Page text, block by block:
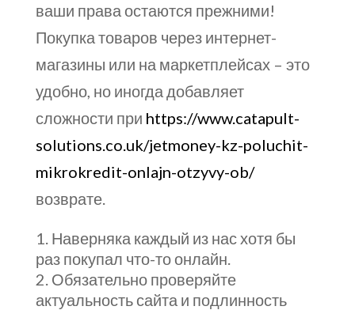
ваши права остаются прежними!
Покупка товаров через интернет-
магазины или на маркетплейсах – это
удобно, но иногда добавляет
сложности при https://www.catapult-
solutions.co.uk/jetmoney-kz-poluchit-
mikrokredit-onlajn-otzyvy-ob/
возврате.
Наверняка каждый из нас хотя бы
раз покупал что-то онлайн.
Обязательно проверяйте
актуальность сайта и подлинность